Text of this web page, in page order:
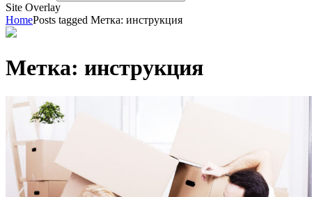
Site Overlay
HomePosts tagged Метка: инструкция
Метка: инструкция